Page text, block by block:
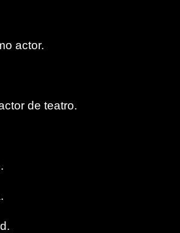
actor.
de teatro.